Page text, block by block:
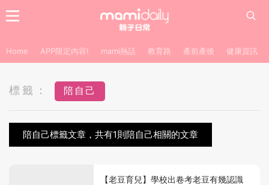
Home APP限定內容! mami熱話 教育路 產前產後 健康資訊
標籤： 陪自己
陪自己標籤文章，共有1則陪自己相關的文章
【老豆育兒】學校出卷考老豆有幾認識